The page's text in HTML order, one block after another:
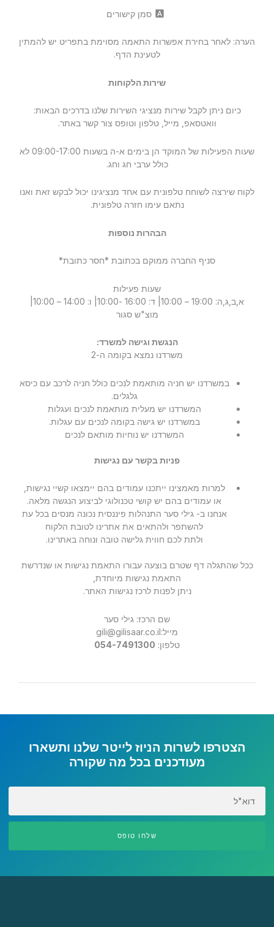
font_download סמן קישורים
הערה: לאחר בחירת אפשרות התאמה מסוימת בתפריט יש להמתין
לטעינת הדף.
שירות הלקוחות
כיום ניתן לקבל שירות מנציגי השירות שלנו בדרכים הבאות:
וואטסאפ, מייל, טלפון וטופס צור קשר באתר.
שעות הפעילות של המוקד הן בימים א-ה בשעות 09:00-17:00 לא
כולל ערבי חג וחג.
לקוח שירצה לשוחח טלפונית עם אחד מנציגינו יכול לבקש זאת ואנו
נתאם עימו חזרה טלפונית.
הבהרות נוספות
סניף החברה ממוקם בכתובת *חסר כתובת*
שעות פעילות
מוצ"ש סגור
הנגשת וגישה למשרד:
משרדנו נמצא בקומה ה-2
במשרדנו יש חניה מותאמת לנכים כולל חניה לרכב עם כיסא
גלגלים.
המשרדנו יש מעלית מותאמת לנכים ועגלות
במשרדנו יש גישה בקומה לנכים עם עגלות.
המשרדנו יש נוחיות מותאם לנכים
פניות בקשר עם נגישות
למרות מאמצינו ייתכנו עמודים בהם יימצאו קשיי נגישות,
או עמודים בהם יש קושי טכנולוגי לביצוע הנגשה מלאה.
אנחנו ב- גילי סער התנהלות פיננסית נכונה מנסים בכל עת
להשתפר ולהתאים את אתרינו לטובת הלקוח
ולתת לכם חווית גלישה טובה ונוחה באתרינו.
ככל שהתגלה דף שטרם בוצעה עבורו התאמת נגישות או שנדרשת
התאמת נגישות מיוחדת,
ניתן לפנות לרכז נגישות האתר.
שם הרכז: גילי סער
מייל:gili@gilisaar.co.il
טלפון: 054-7491300
הצטרפו לשרות הניוז לייטר שלנו ותשארו
מעודכנים בכל מה שקורה
EMAIL
שלחו טופס